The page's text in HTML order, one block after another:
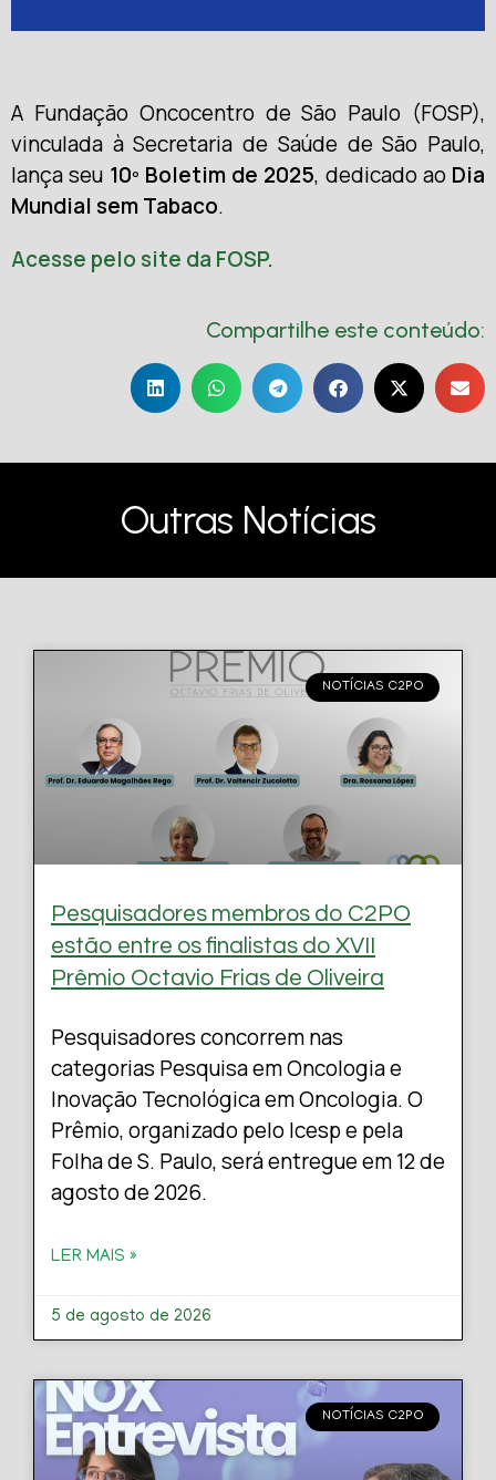
A Fundação Oncocentro de São Paulo (FOSP),
vinculada à Secretaria de Saúde de São Paulo,
lança seu 10º Boletim de 2025, dedicado ao Dia
Mundial sem Tabaco.
Acesse pelo site da FOSP.
Compartilhe este conteúdo:
Outras Notícias
NOTÍCIAS C2PO
Pesquisadores membros do C2PO
estão entre os finalistas do XVII
Prêmio Octavio Frias de Oliveira
Pesquisadores concorrem nas
categorias Pesquisa em Oncologia e
Inovação Tecnológica em Oncologia. O
Prêmio, organizado pelo Icesp e pela
Folha de S. Paulo, será entregue em 12 de
agosto de 2026.
LER MAIS »
5 de agosto de 2026
NOTÍCIAS C2PO